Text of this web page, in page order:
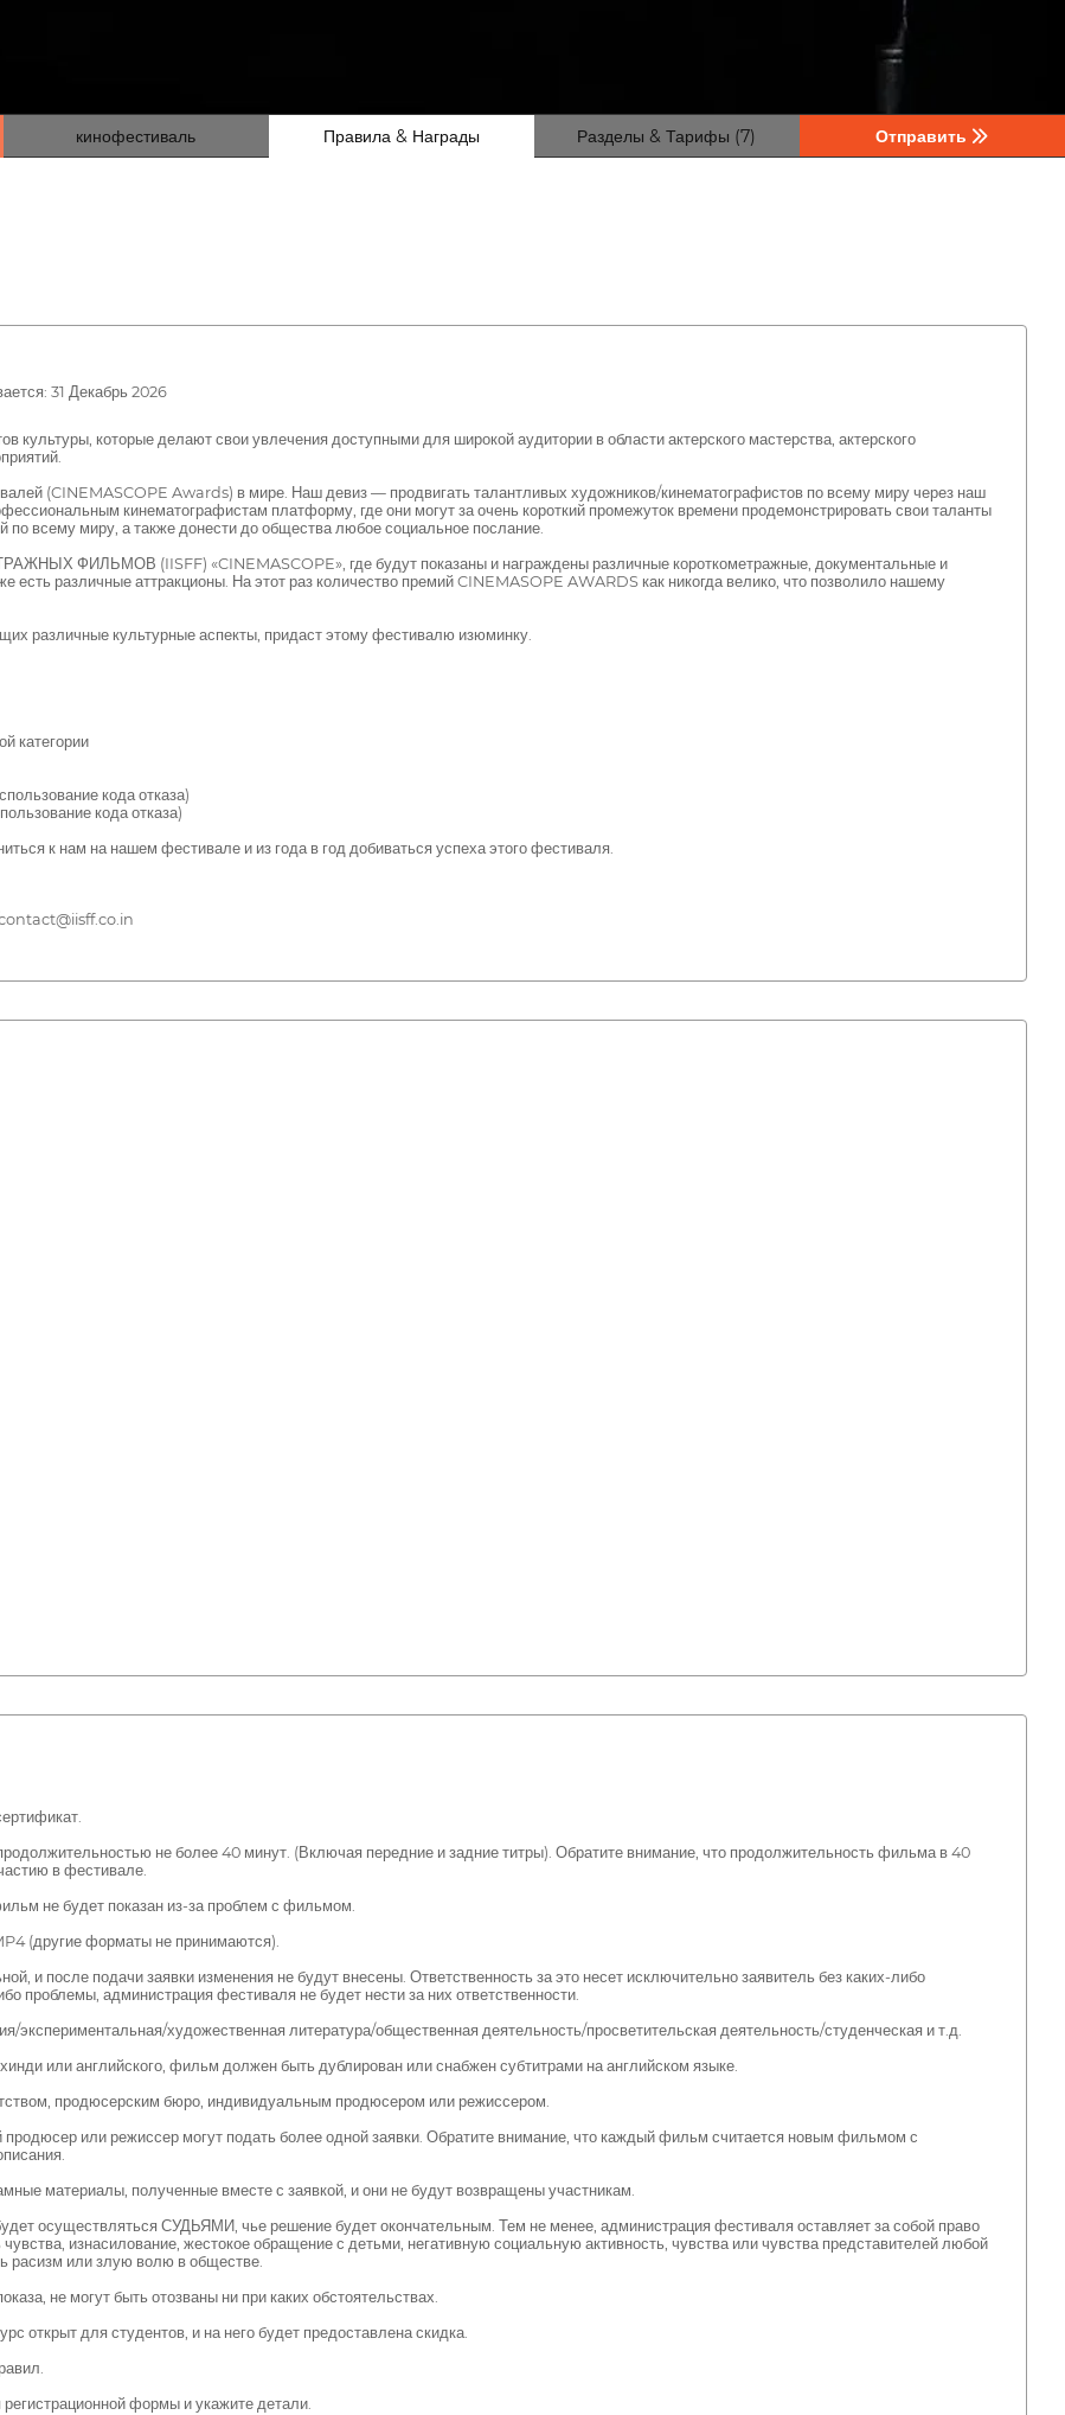
кинофестиваль Правила & Награды Разделы & Тарифы (7) Отправить
31 Декабрь 2026
культуры, которые делают свои увлечения доступными для широкой аудитории в области актерского мастерства, актерского
(CINEMASCOPE Awards) в мире. Наш девиз — продвигать талантливых художников/кинематографистов по всему миру через наш
кинематографистам платформу, где они могут за очень короткий промежуток времени продемонстрировать свои таланты
всему миру, а также донести до общества любое социальное послание.
(IISFF) «CINEMASCOPE», где будут показаны и награждены различные короткометражные, документальные и
различные аттракционы. На этот раз количество премий CINEMASOPE AWARDS как никогда велико, что позволило нашему
различные культурные аспекты, придаст этому фестивалю изюминку.
категории
кода отказа)
кода отказа)
к нам на нашем фестивале и из года в год добиваться успеха этого фестиваля.
не более 40 минут. (Включая передние и задние титры). Обратите внимание, что продолжительность фильма в 40
в фестивале.
не будет показан из-за проблем с фильмом.
(другие форматы не принимаются).
и после подачи заявки изменения не будут внесены. Ответственность за это несет исключительно заявитель без каких-либо
проблемы, администрация фестиваля не будет нести за них ответственности.
художественная литература/общественная деятельность/просветительская деятельность/студенческая и т.д.
или английского, фильм должен быть дублирован или снабжен субтитрами на английском языке.
продюсерским бюро, индивидуальным продюсером или режиссером.
или режиссер могут подать более одной заявки. Обратите внимание, что каждый фильм считается новым фильмом с
материалы, полученные вместе с заявкой, и они не будут возвращены участникам.
осуществляться СУДЬЯМИ, чье решение будет окончательным. Тем не менее, администрация фестиваля оставляет за собой право
изнасилование, жестокое обращение с детьми, негативную социальную активность, чувства или чувства представителей любой
расизм или злую волю в обществе.
не могут быть отозваны ни при каких обстоятельствах.
открыт для студентов, и на него будет предоставлена скидка.
формы и укажите детали.